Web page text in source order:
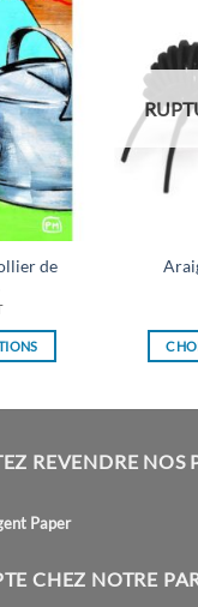
de
REVENDRE NOS
Paper
CHEZ NOTRE